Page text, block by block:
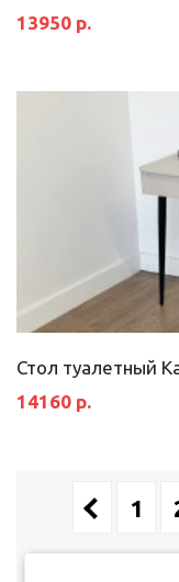
13950 р.
Стол туалетный
14160 р.
1